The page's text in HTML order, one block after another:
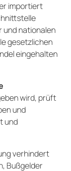
importiert
und nationalen
gesetzlichen
eingehalten
wird, prüft
und
und
verhindert
Bußgelder